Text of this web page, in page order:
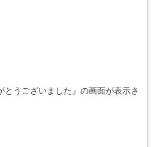
とうございました』の画面が表示さ